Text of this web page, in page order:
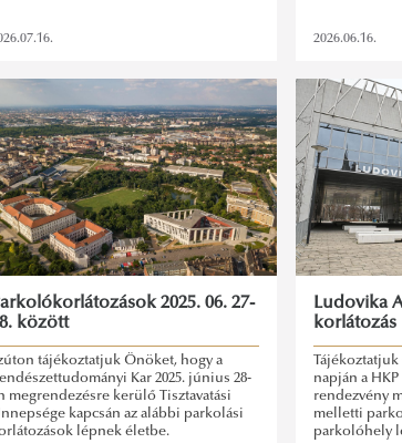
2026.06.16.
2025. 06. 27-
között
tájékoztatjuk Önöket, hogy a
Kar 2025. június 28-
megrendezésre kerülő Tisztavatási
kapcsán az alábbi parkolási
lépnek életbe.
Ludovika
korlátozás
napján a
rendezvény
melletti
parkolóhely